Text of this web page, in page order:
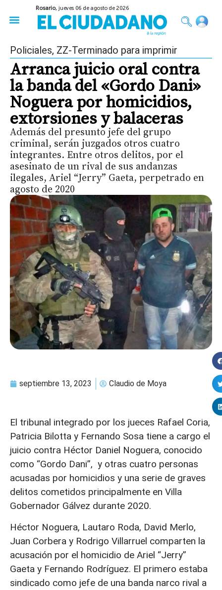
Rosario,jueves 06 de agosto de 2026
Policiales, ZZ-Terminado para imprimir
Arranca juicio oral contra
la banda del «Gordo Dani»
Noguera por homicidios,
extorsiones y balaceras
Además del presunto jefe del grupo
criminal, serán juzgados otros cuatro
integrantes. Entre otros delitos, por el
asesinato de un rival de sus andanzas
ilegales, Ariel “Jerry” Gaeta, perpetrado en
agosto de 2020
septiembre 13, 2023 Claudio de Moya
El tribunal integrado por los jueces Rafael Coria,
Patricia Bilotta y Fernando Sosa tiene a cargo el
juicio contra Héctor Daniel Noguera, conocido
como “Gordo Dani”, y otras cuatro personas
acusadas por homicidios y una serie de graves
delitos cometidos principalmente en Villa
Gobernador Gálvez durante 2020.
Héctor Noguera, Lautaro Roda, David Merlo,
Juan Corbera y Rodrigo Villarruel comparten la
acusación por el homicidio de Ariel “Jerry”
Gaeta y Fernando Rodríguez. El primero estaba
sindicado como jefe de una banda narco rival a